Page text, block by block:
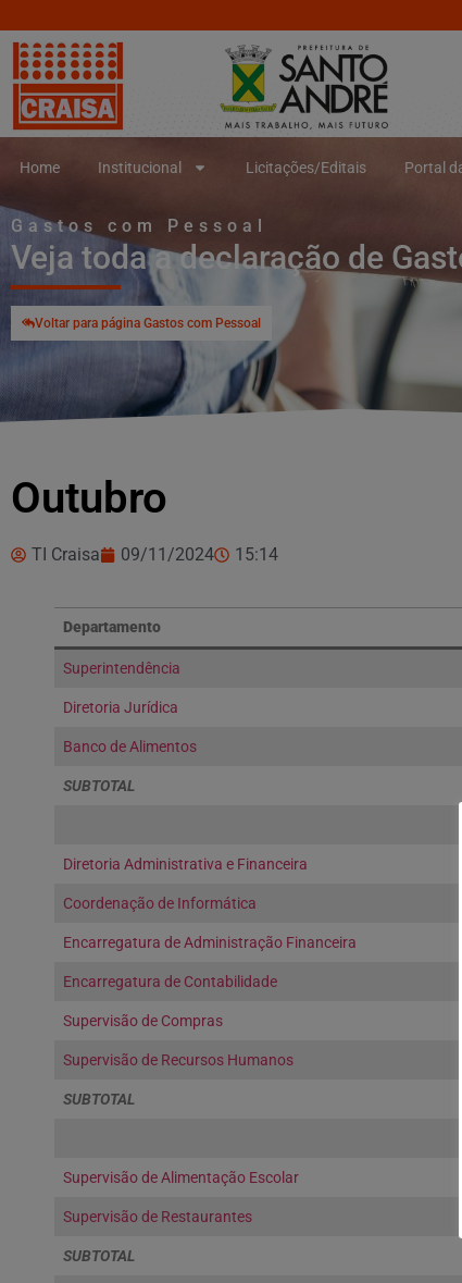
Home Institucional Licitações/Editais Portal
Gastos com Pessoal
Veja toda a declaração de
Voltar para página Gastos com Pessoal
Outubro
TI Craisa 09/11/2024 15:14
Departamento
Superintendência
Diretoria Jurídica
Banco de Alimentos
SUBTOTAL
Diretoria Administrativa e Financeira
Coordenação de Informática
Encarregatura de Administração Financeira
Encarregatura de Contabilidade
Supervisão de Compras
Supervisão de Recursos Humanos
SUBTOTAL
Supervisão de Alimentação Escolar
Supervisão de Restaurantes
SUBTOTAL